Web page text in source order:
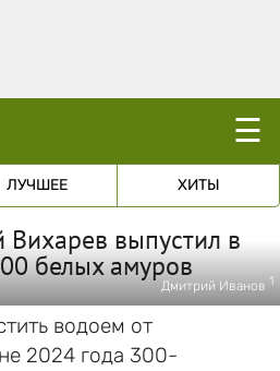
☰
ЛУЧШЕЕ ХИТЫ
Вихарев выпустил в
белых амуров
Дмитрий Иванов 1
водоем от
2024 года 300-